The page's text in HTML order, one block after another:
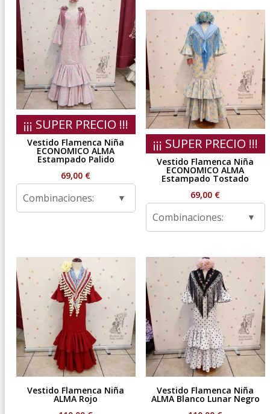
¡¡¡ SUPER PRECIO !!!
Vestido Flamenca Niña
ECONOMICO ALMA
Estampado Palido
69,00 €
Combinaciones:
¡¡¡ SUPER PRECIO !!!
Vestido Flamenca Niña
ECONOMICO ALMA
Estampado Tostado
69,00 €
Combinaciones:
Vestido Flamenca Niña
ALMA Rojo
Vestido Flamenca Niña
ALMA Blanco Lunar Negro